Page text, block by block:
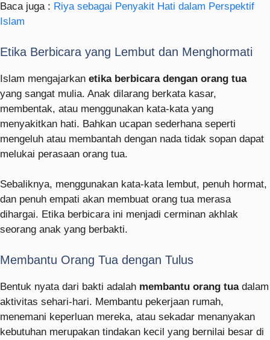
Baca juga : Riya sebagai Penyakit Hati dalam Perspektif
Islam
Etika Berbicara yang Lembut dan Menghormati
Islam mengajarkan etika berbicara dengan orang tua
yang sangat mulia. Anak dilarang berkata kasar,
membentak, atau menggunakan kata-kata yang
menyakitkan hati. Bahkan ucapan sederhana seperti
mengeluh atau membantah dengan nada tidak sopan dapat
melukai perasaan orang tua.
Sebaliknya, menggunakan kata-kata lembut, penuh hormat,
dan penuh empati akan membuat orang tua merasa
dihargai. Etika berbicara ini menjadi cerminan akhlak
seorang anak yang berbakti.
Membantu Orang Tua dengan Tulus
Bentuk nyata dari bakti adalah membantu orang tuadalam
aktivitas sehari-hari. Membantu pekerjaan rumah,
menemani keperluan mereka, atau sekadar menanyakan
kebutuhan merupakan tindakan kecil yang bernilai besar di